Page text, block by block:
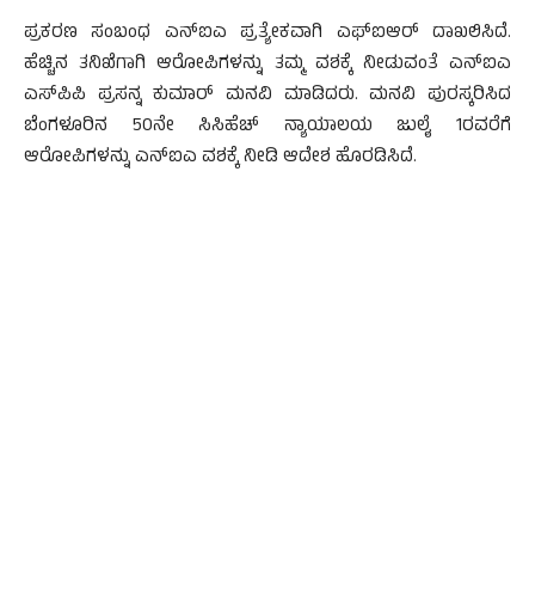
ಪ್ರಕರಣ ಸಂಬಂಧ ಎನ್‌ಐಎ ಪ್ರತ್ಯೇಕವಾಗಿ ಎಫ್​ಐಆರ್ ದಾಖಲಿಸಿದೆ.
ಹೆಚ್ಚಿನ ತನಿಖೆಗಾಗಿ ಆರೋಪಿಗಳನ್ನು ತಮ್ಮ ವಶಕ್ಕೆ ನೀಡುವಂತೆ ಎನ್‌ಐಎ
ಎಸ್​ಪಿಪಿ ಪ್ರಸನ್ನ ಕುಮಾರ್ ಮನವಿ ಮಾಡಿದರು. ಮನವಿ ಪುರಸ್ಕರಿಸಿದ
ಬೆಂಗಳೂರಿನ 50ನೇ ಸಿಸಿಹೆಚ್ ನ್ಯಾಯಾಲಯ ಜುಲೈ 1ರವರೆಗೆ
ಆರೋಪಿಗಳನ್ನು ಎನ್‌ಐಎ ವಶಕ್ಕೆ ನೀಡಿ ಆದೇಶ ಹೊರಡಿಸಿದೆ.